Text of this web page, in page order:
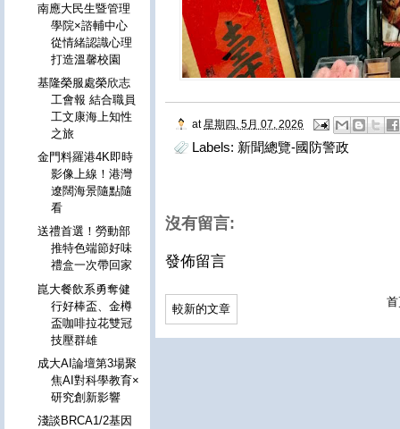
at 星期四, 5月 07, 2026
Labels: 新聞總覽-國防警政
沒有留言:
發佈留言
較新的文章
南應大民生暨管理
學院×諮輔中心
從情緒認識心理
打造溫馨校園
基隆榮服處榮欣志
工會報 結合職員
工文康海上知性
之旅
金門料羅港4K即時
影像上線！港灣
遼闊海景隨點隨
看
送禮首選！勞動部
推特色端節好味
禮盒一次帶回家
崑大餐飲系勇奪健
行好棒盃、金樽
盃咖啡拉花雙冠
技壓群雄
成大AI論壇第3場聚
焦AI對科學教育×
研究創新影響
淺談BRCA1/2基因